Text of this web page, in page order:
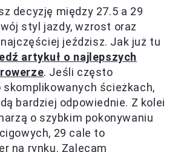
decyzję między 27.5 a 29
styl jazdy, wzrost oraz
jeździsz. Jak już tu
artykuł o najlepszych
. Jeśli często
skomplikowanych ścieżkach,
bardziej odpowiednie. Z kolei
o szybkim pokonywaniu
29 cale to
na rynku. Zalecam